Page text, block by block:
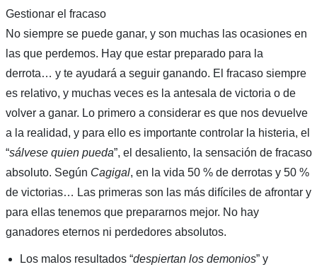
Gestionar el fracaso
No siempre se puede ganar, y son muchas las ocasiones en
las que perdemos. Hay que estar preparado para la
derrota… y te ayudará a seguir ganando. El fracaso siempre
es relativo, y muchas veces es la antesala de victoria o de
volver a ganar. Lo primero a considerar es que nos devuelve
a la realidad, y para ello es importante controlar la histeria, el
“sálvese quien pueda”, el desaliento, la sensación de fracaso
absoluto. Según Cagigal, en la vida 50 % de derrotas y 50 %
de victorias… Las primeras son las más difíciles de afrontar y
para ellas tenemos que prepararnos mejor. No hay
ganadores eternos ni perdedores absolutos.
Los malos resultados “despiertan los demonios” y